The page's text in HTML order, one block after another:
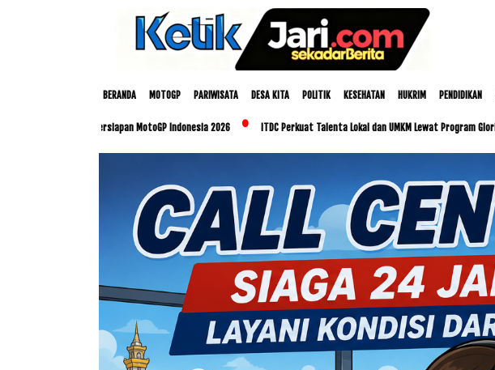
BERANDA MOTOGP PARIWISATA DESA KITA POLITIK KESEHATAN HUKRIM PENDIDIKAN
Persiapan MotoGP Indonesia 2026 ITDC Perkuat Talenta Lokal dan UMKM Lewat Program Glorious Golo Mori